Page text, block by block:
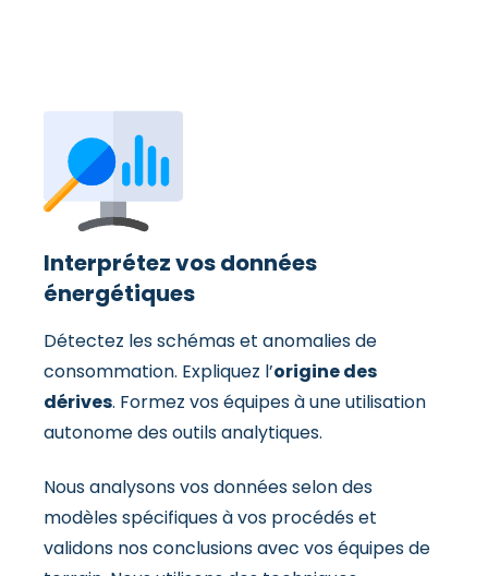
Interprétez vos données
énergétiques
Détectez les schémas et anomalies de
consommation. Expliquez l’origine des
dérives. Formez vos équipes à une utilisation
autonome des outils analytiques.
Nous analysons vos données selon des
modèles spécifiques à vos procédés et
validons nos conclusions avec vos équipes de